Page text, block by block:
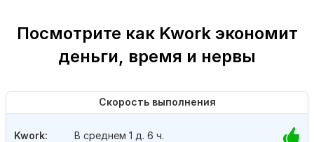
Посмотрите как Kwork экономит
деньги, время и нервы
Скорость выполнения
Kwork: В среднем 1 д. 6 ч.